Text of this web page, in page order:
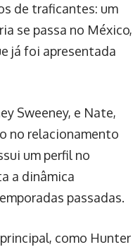
de traficantes: um
se passa no México,
já foi apresentada
Sweeney, e Nate,
no relacionamento
um perfil no
a dinâmica
passadas.
como Hunter